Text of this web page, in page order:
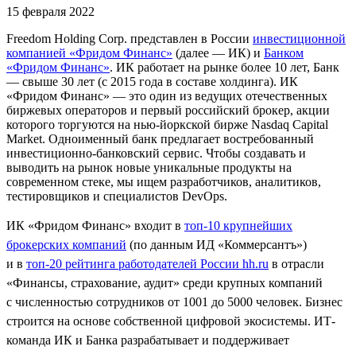
15 февраля 2022
Freedom Holding Corp. представлен в России инвестиционной
компанией «Фридом Финанс» (далее — ИК) и Банком
«Фридом Финанс». ИК работает на рынке более 10 лет, Банк
— свыше 30 лет (с 2015 года в составе холдинга). ИК
«Фридом Финанс» — это один из ведущих отечественных
биржевых операторов и первый российский брокер, акции
которого торгуются на нью-йоркской бирже Nasdaq Capital
Market. Одноименный банк предлагает востребованный
инвестиционно-банковский сервис. Чтобы создавать и
выводить на рынок новые уникальные продукты на
современном стеке, мы ищем разработчиков, аналитиков,
тестировщиков и специалистов DevOps.
ИК «Фридом Финанс» входит в топ-10 крупнейших
брокерских компаний (по данным ИД «Коммерсантъ»)
и в топ-20 рейтинга работодателей России hh.ru в отрасли
«Финансы, страхование, аудит» среди крупных компаний
с численностью сотрудников от 1001 до 5000 человек. Бизнес
строится на основе собственной цифровой экосистемы. ИТ-
команда ИК и Банка разрабатывает и поддерживает